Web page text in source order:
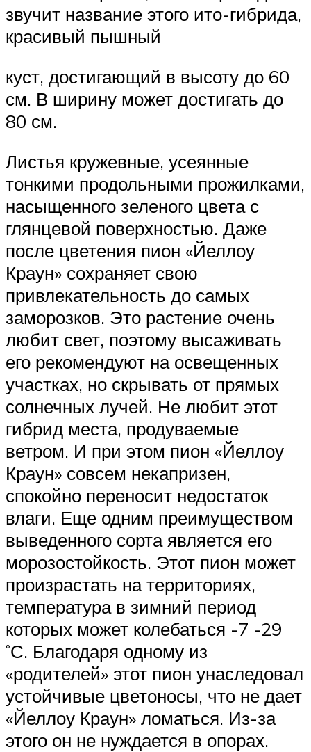
звучит название этого ито-гибрида,
красивый пышный
куст, достигающий в высоту до 60
см. В ширину может достигать до
80 см.
Листья кружевные, усеянные
тонкими продольными прожилками,
насыщенного зеленого цвета с
глянцевой поверхностью. Даже
после цветения пион «Йеллоу
Краун» сохраняет свою
привлекательность до самых
заморозков. Это растение очень
любит свет, поэтому высаживать
его рекомендуют на освещенных
участках, но скрывать от прямых
солнечных лучей. Не любит этот
гибрид места, продуваемые
ветром. И при этом пион «Йеллоу
Краун» совсем некапризен,
спокойно переносит недостаток
влаги. Еще одним преимуществом
выведенного сорта является его
морозостойкость. Этот пион может
произрастать на территориях,
температура в зимний период
которых может колебаться -7 -29
˚С. Благодаря одному из
«родителей» этот пион унаследовал
устойчивые цветоносы, что не дает
«Йеллоу Краун» ломаться. Из-за
этого он не нуждается в опорах.